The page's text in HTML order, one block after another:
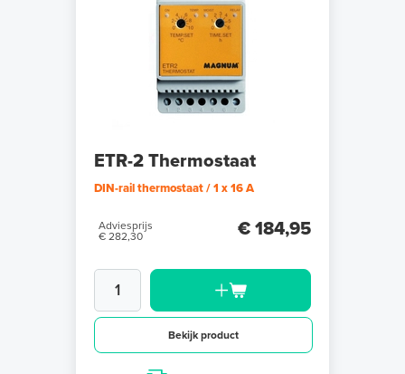
ETR-2 Thermostaat
DIN-rail thermostaat / 1 x 16 A
Adviesprijs
€ 282,30
€ 184,95
Bekijk product